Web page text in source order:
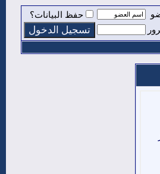
حفظ البيانات؟